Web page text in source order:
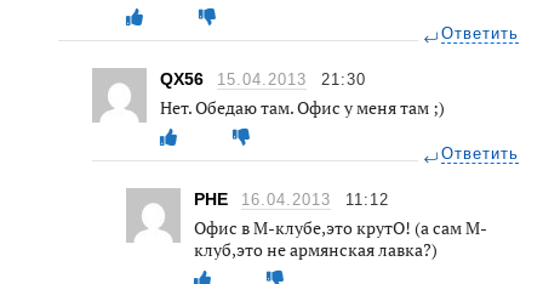
Ответить
QX56 15.04.2013 21:30
Нет. Обедаю там. Офис у меня там ;)
Ответить
РНЕ 16.04.2013 11:12
Офис в М-клубе,это крутО! (а сам М-
клуб,это не армянская лавка?)